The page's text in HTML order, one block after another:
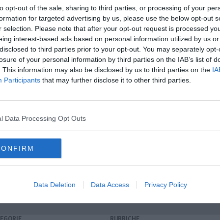
opt-out of the sale, sharing to third parties, or processing of your
for targeted advertising by us, please use the below opt-out
selection. Please note that after your opt-out request is processed
interest-based ads based on personal information utilized by us
to third parties prior to your opt-out. You may separately
of your personal information by third parties on the IAB’s list of
This information may also be disclosed by us to third parties on the
Participants that may further disclose it to other third parties.
Data Processing Opt Outs
Data Deletion Data Access Privacy Policy
iscriviti allaNewsletter QUInews - ToscanaMedia.
nella tua casella di posta.
t-shirt codice fiscale